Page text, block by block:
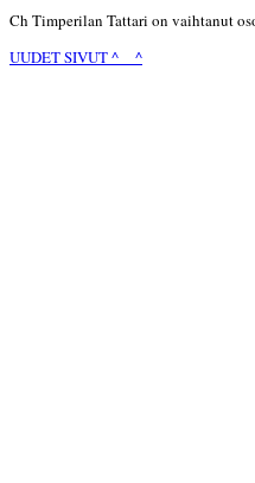
Ch Timperilan Tattari on vaihtanut
UUDET SIVUT ^__^